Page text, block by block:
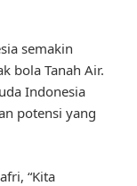
semakin
bola Tanah Air.
Indonesia
potensi yang
“Kita